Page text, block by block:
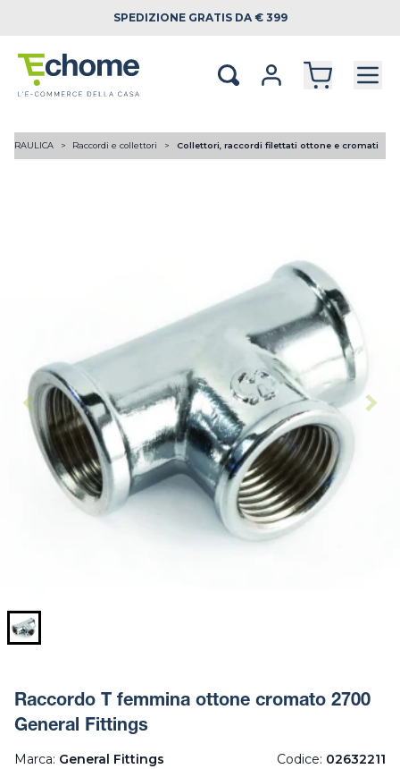
SPEDIZIONE GRATIS DA € 399
Raccordi e collettori Collettori, raccordi filettati ottone e cromati
Raccordo T femmina ottone cromato 2700
General Fittings
Marca: General Fittings Codice: 02632211